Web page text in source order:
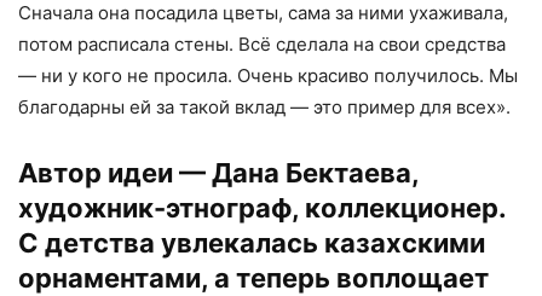
Сначала она посадила цветы, сама за ними ухаживала,
потом расписала стены. Всё сделала на свои средства
— ни у кого не просила. Очень красиво получилось. Мы
благодарны ей за такой вклад — это пример для всех».
Автор идеи — Дана Бектаева,
художник-этнограф, коллекционер.
С детства увлекалась казахскими
орнаментами, а теперь воплощает